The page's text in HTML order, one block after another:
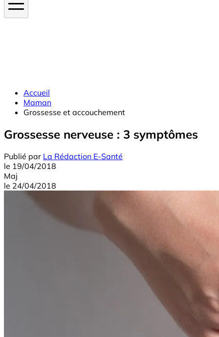
Accueil
Maman
Grossesse et accouchement
Grossesse nerveuse : 3 symptômes
Publié par La Rédaction E-Santé
le 19/04/2018
Maj
le 24/04/2018